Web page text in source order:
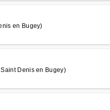
en Bugey)
Denis en Bugey)